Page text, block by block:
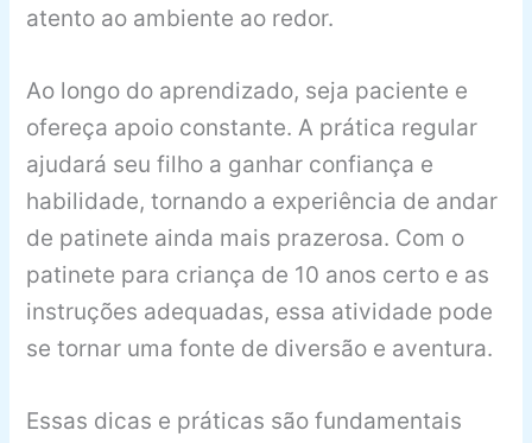
atento ao ambiente ao redor.
Ao longo do aprendizado, seja paciente e
ofereça apoio constante. A prática regular
ajudará seu filho a ganhar confiança e
habilidade, tornando a experiência de andar
de patinete ainda mais prazerosa. Com o
patinete para criança de 10 anos certo e as
instruções adequadas, essa atividade pode
se tornar uma fonte de diversão e aventura.
Essas dicas e práticas são fundamentais